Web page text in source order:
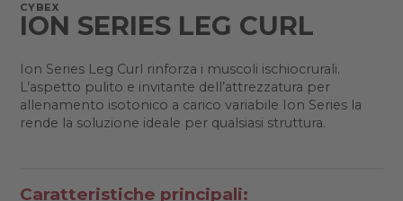
CYBEX
ION SERIES LEG CURL
Ion Series Leg Curl rinforza i muscoli ischiocrurali.
L’aspetto pulito e invitante dell’attrezzatura per
allenamento isotonico a carico variabile Ion Series la
rende la soluzione ideale per qualsiasi struttura.
Caratteristiche principali: